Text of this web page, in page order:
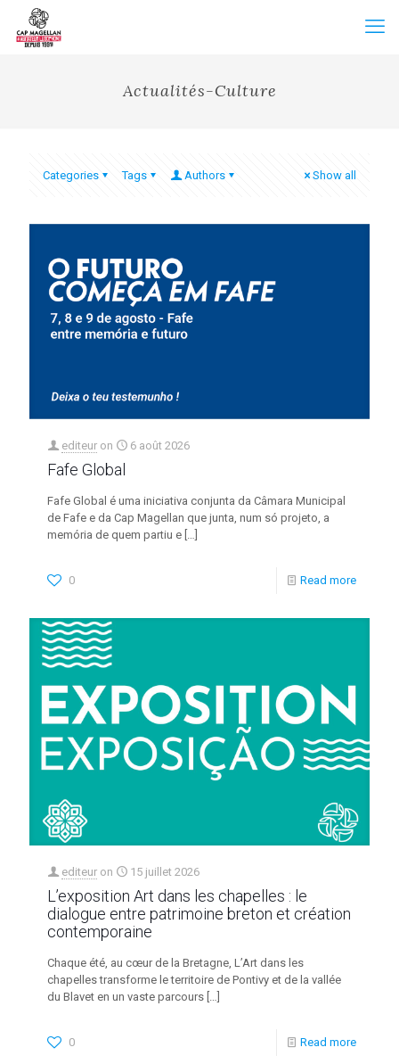
Actualités-Culture
Categories Tags Authors Show all
editeur on 6 août 2026
Fafe Global
Fafe Global é uma iniciativa conjunta da Câmara Municipal
de Fafe e da Cap Magellan que junta, num só projeto, a
memória de quem partiu e […]
0 Read more
editeur on 15 juillet 2026
L’exposition Art dans les chapelles : le
dialogue entre patrimoine breton et création
contemporaine
Chaque été, au cœur de la Bretagne, L’Art dans les
chapelles transforme le territoire de Pontivy et de la vallée
du Blavet en un vaste parcours […]
0 Read more